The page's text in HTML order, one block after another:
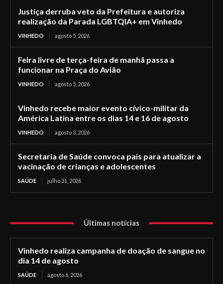
Justiça derruba veto da Prefeitura e autoriza
realização da Parada LGBTQIA+ em Vinhedo
VINHEDO agosto 5, 2026
Feira livre de terça-feira de manhã passa a
funcionar na Praça do Avião
VINHEDO agosto 5, 2026
Vinhedo recebe maior evento cívico-militar da
América Latina entre os dias 14 e 16 de agosto
VINHEDO agosto 3, 2026
Secretaria de Saúde convoca pais para atualizar a
vacinação de crianças e adolescentes
SAÚDE julho 31, 2026
Últimas notícias
Vinhedo realiza campanha de doação de sangue no
dia 14 de agosto
SAÚDE agosto 6, 2026